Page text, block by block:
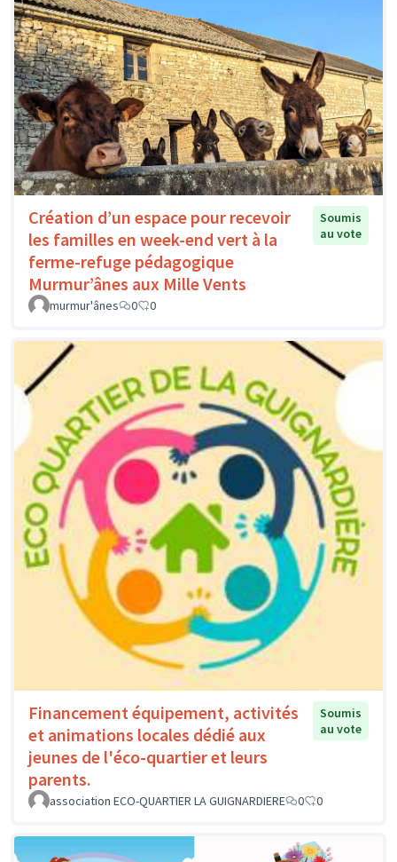
Création d’un espace pour recevoir
les familles en week-end vert à la
ferme-refuge pédagogique
Murmur’ânes aux Mille Vents
Soumis
au vote
murmur'ânes 0 0
Financement équipement, activités
et animations locales dédié aux
jeunes de l'éco-quartier et leurs
parents.
Soumis
au vote
association ECO-QUARTIER LA GUIGNARDIERE 0 0